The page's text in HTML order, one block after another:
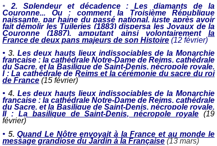
• 2. Splendeur et décadence : Les diamants de la
Couronne... Ou : comment la Troisième République
naissante, par haine du passé national, juste après avoir
fait démolir les Tuileries (1883) dispersa les Joyaux de la
Couronne (1887), amputant ainsi volontairement la
France de deux pans majeurs de son Histoire (12 février)
• 3. Les deux hauts lieux indissociables de la Monarchie
française : la cathédrale Notre-Dame de Reims, cathédrale
du Sacre, et la Basilique de Saint-Denis, nécropole royale.
I : La cathédrale de Reims et la cérémonie du sacre du roi
de France (15 février)
• 4. Les deux hauts lieux indissociables de la Monarchie
française : la cathédrale Notre-Dame de Reims, cathédrale
du Sacre, et la Basilique de Saint-Denis, nécropole royale.
II : La basilique de Saint-Denis, nécropole royale (19
février)
• 5. Quand Le Nôtre envoyait à la France et au monde le
message grandiose du Jardin à la Française (13 mars)